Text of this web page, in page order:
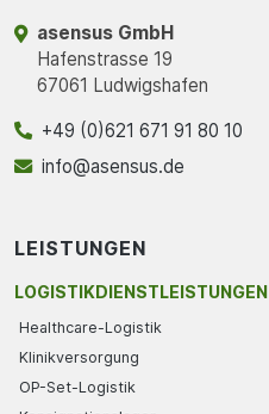
asensus GmbH
Hafenstrasse 19
67061 Ludwigshafen
+49 (0)621 671 91 80 10
info@asensus.de
LEISTUNGEN
LOGISTIKDIENSTLEISTUNGEN
Healthcare-Logistik
Klinikversorgung
OP-Set-Logistik